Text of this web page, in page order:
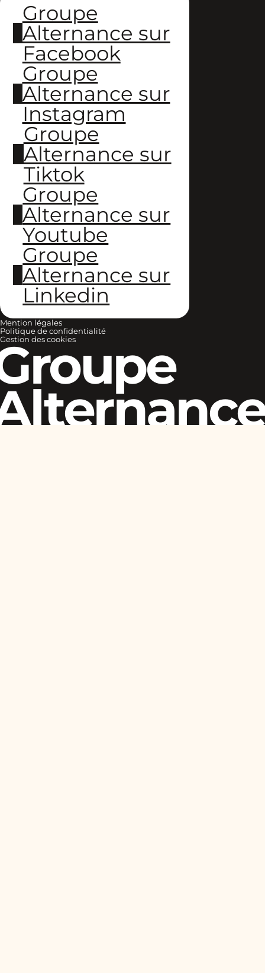
Groupe
Alternance sur
Facebook
Groupe
Alternance sur
Instagram
Groupe
Alternance sur
Tiktok
Groupe
Alternance sur
Youtube
Groupe
Alternance sur
Linkedin
Mention légales
Politique de confidentialité
Gestion des cookies